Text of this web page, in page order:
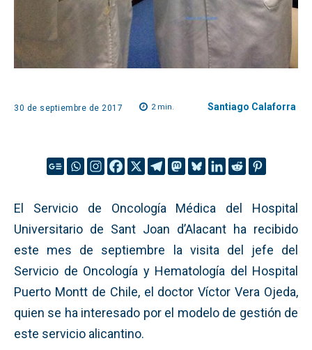
30 de septiembre de 2017 2min. Santiago Calaforra
El Servicio de Oncología Médica del Hospital
Universitario de Sant Joan d’Alacant ha recibido
este mes de septiembre la visita del jefe del
Servicio de Oncología y Hematología del Hospital
Puerto Montt de Chile, el doctor Víctor Vera Ojeda,
quien se ha interesado por el modelo de gestión de
este servicio alicantino.